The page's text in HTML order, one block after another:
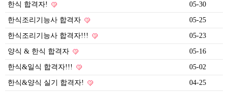
한식 합격자! 05-30
한식조리기능사 합격자 05-25
한식조리기능사 합격자!!! 05-23
양식 & 한식 합격자 05-16
한식&일식 합격자!!! 05-02
한식&양식 실기 합격자! 04-25